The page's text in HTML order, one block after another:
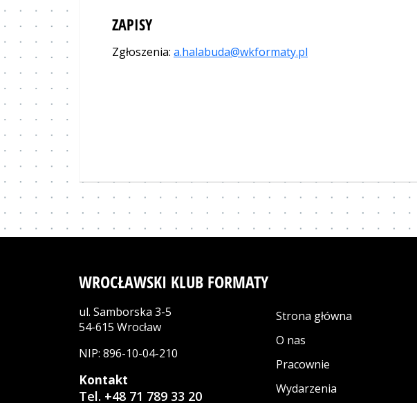
ZAPISY
Zgłoszenia: a.halabuda@wkformaty.pl
WROCŁAWSKI KLUB FORMATY
ul. Samborska 3-5
54-615 Wrocław
NIP: 896-10-04-210
Kontakt
Tel. +48 71 789 33 20
Strona główna
O nas
Pracownie
Wydarzenia